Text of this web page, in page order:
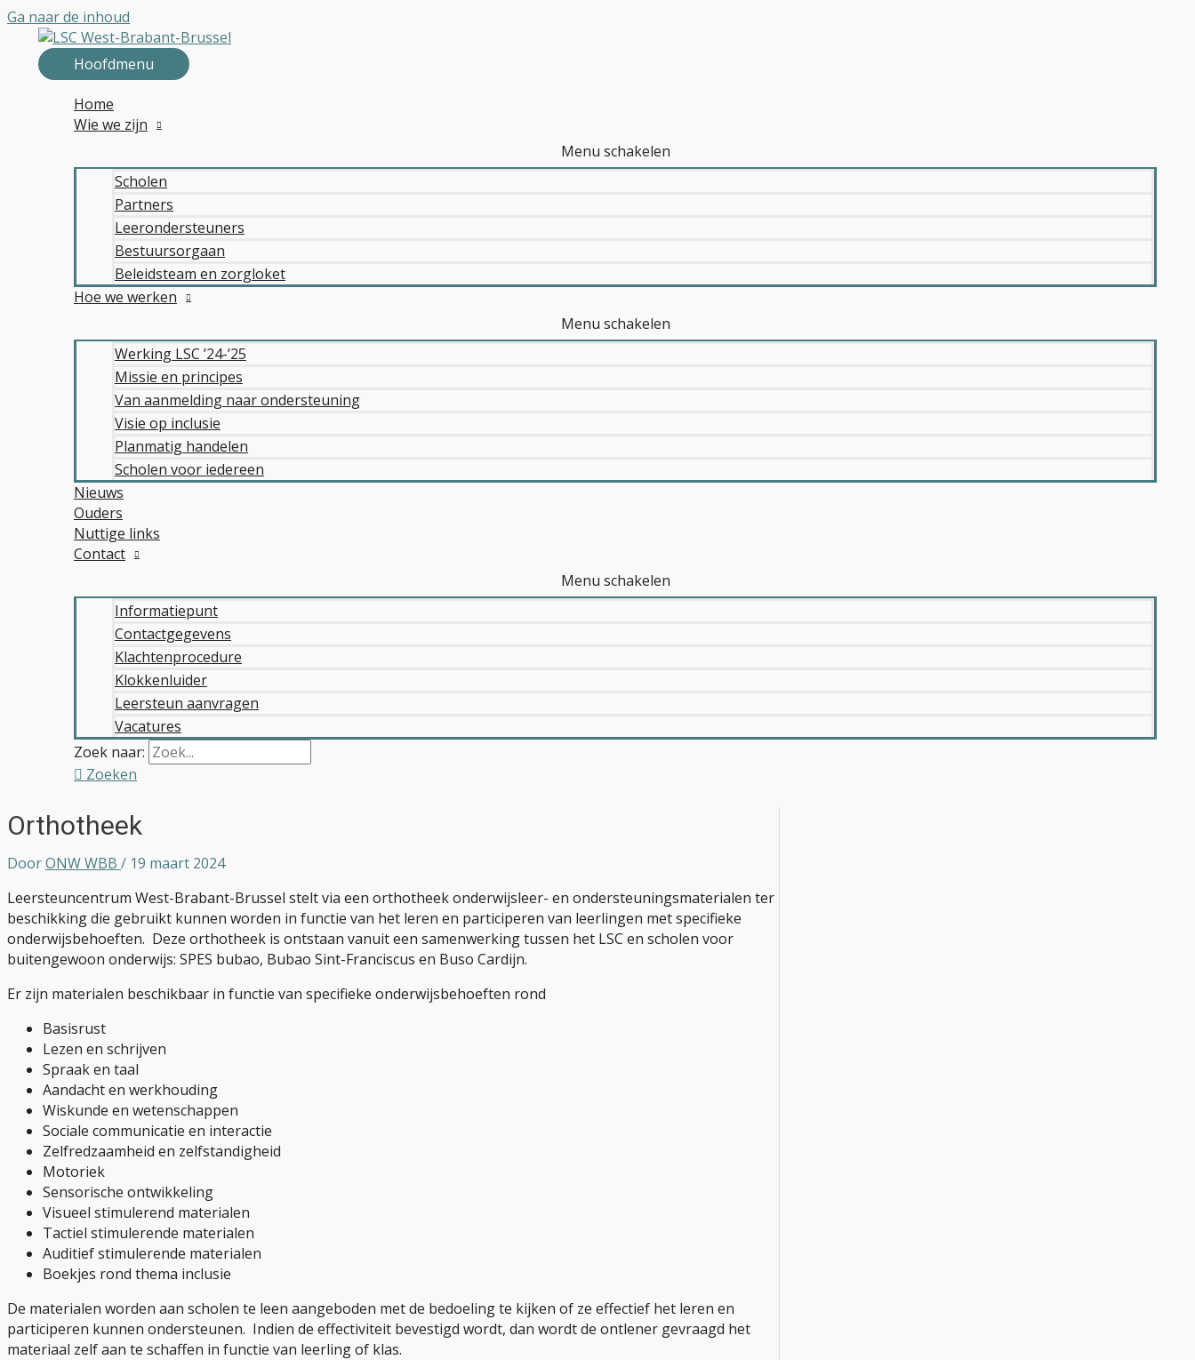
Ga naar de inhoud
Hoofdmenu
Home
Wie we zijn
Menu schakelen
Scholen
Partners
Leerondersteuners
Bestuursorgaan
Beleidsteam en zorgloket
Hoe we werken
Menu schakelen
Werking LSC ’24-’25
Missie en principes
Van aanmelding naar ondersteuning
Visie op inclusie
Planmatig handelen
Scholen voor iedereen
Nieuws
Ouders
Nuttige links
Contact
Menu schakelen
Informatiepunt
Contactgegevens
Klachtenprocedure
Klokkenluider
Leersteun aanvragen
Vacatures
Zoek naar:
Zoeken
Orthotheek
DoorONW WBB / 19 maart 2024
Leersteuncentrum West-Brabant-Brussel stelt via een orthotheek onderwijsleer- en ondersteuningsmaterialen ter
beschikking die gebruikt kunnen worden in functie van het leren en participeren van leerlingen met specifieke
onderwijsbehoeften. Deze orthotheek is ontstaan vanuit een samenwerking tussen het LSC en scholen voor
buitengewoon onderwijs: SPES bubao, Bubao Sint-Franciscus en Buso Cardijn.
Er zijn materialen beschikbaar in functie van specifieke onderwijsbehoeften rond
Basisrust
Lezen en schrijven
Spraak en taal
Aandacht en werkhouding
Wiskunde en wetenschappen
Sociale communicatie en interactie
Zelfredzaamheid en zelfstandigheid
Motoriek
Sensorische ontwikkeling
Visueel stimulerend materialen
Tactiel stimulerende materialen
Auditief stimulerende materialen
Boekjes rond thema inclusie
De materialen worden aan scholen te leen aangeboden met de bedoeling te kijken of ze effectief het leren en
participeren kunnen ondersteunen. Indien de effectiviteit bevestigd wordt, dan wordt de ontlener gevraagd het
materiaal zelf aan te schaffen in functie van leerling of klas.